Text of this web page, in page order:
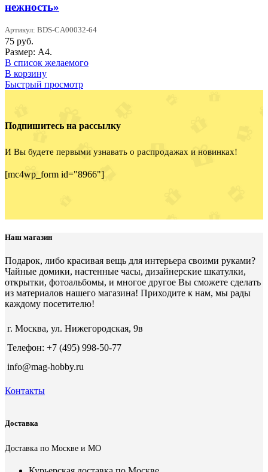
нежность»
Артикул: BDS-CA00032-64
75 руб.
Размер: А4.
В список желаемого
В корзину
Быстрый просмотр
Подпишитесь на рассылку
И Вы будете первыми узнавать о распродажах и новинках!
[mc4wp_form id="8966"]
Наш магазин
Подарок, либо красивая вещь для интерьера своими руками?
Чайные домики, настенные часы, дизайнерские шкатулки,
открытки, фотоальбомы, и многое другое Вы сможете сделать
из материалов нашего магазина! Приходите к нам, мы рады
каждому посетителю!
г. Москва, ул. Нижегородская, 9в
Телефон: +7 (495) 998-50-77
info@mag-hobby.ru
Контакты
Доставка
Доставка по Москве и МО